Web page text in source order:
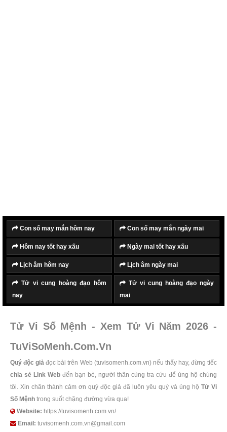
Con số may mắn hôm nay Con số may mắn ngày mai
Hôm nay tốt hay xấu Ngày mai tốt hay xấu
Lịch âm hôm nay Lịch âm ngày mai
Tử vi cung hoàng đạo hôm
nay
Tử vi cung hoàng đạo ngày
mai
Tử Vi Số Mệnh - Xem Tử Vi Năm 2026 -
TuViSoMenh.Com.Vn
Quý độc giả đọc bài trên Web (tuvisomenh.com.vn) nếu thấy hay, đừng tiếc
chia sẻ Link Web đến bạn bè, người thân cùng tra cứu để ủng hộ chúng
tôi. Xin chân thành cảm ơn quý độc giả đã luôn yêu quý và ủng hộ Tử Vi
Số Mệnh trong suốt chặng đường vừa qua!
Website: https://tuvisomenh.com.vn/
Email: tuvisomenh.com.vn@gmail.com